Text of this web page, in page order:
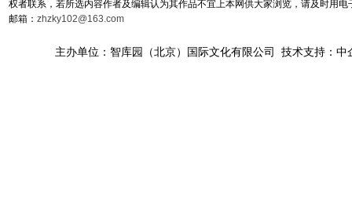
权者联系，若所选内容作者及编辑认为其作品不宜上本网供大家浏览，请及时用
邮箱： zhzky102@163.com
主办单位：智库园（北京）国际文化有限公司 技术支持：